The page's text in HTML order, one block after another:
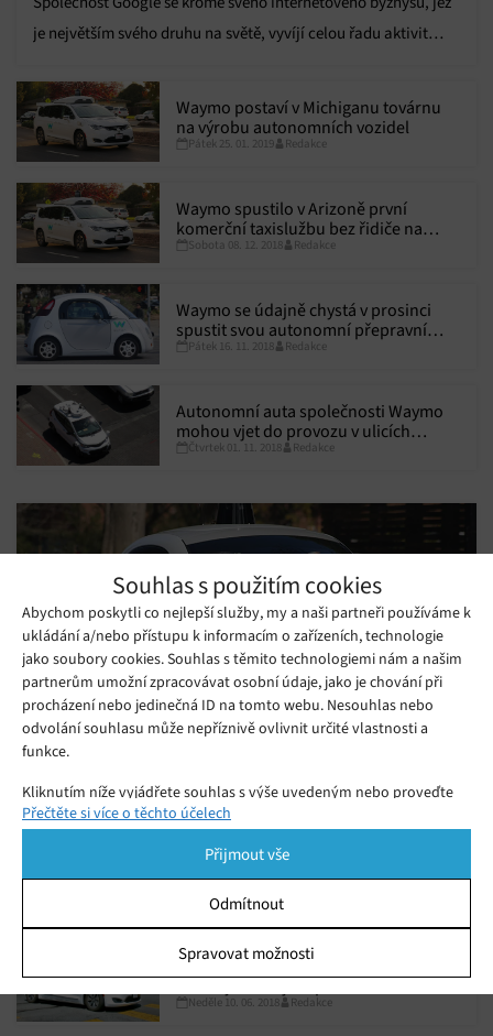
Souhlas s použitím cookies
Abychom poskytli co nejlepší služby, my a naši partneři používáme k
ukládání a/nebo přístupu k informacím o zařízeních, technologie
jako soubory cookies. Souhlas s těmito technologiemi nám a našim
partnerům umožní zpracovávat osobní údaje, jako je chování při
procházení nebo jedinečná ID na tomto webu. Nesouhlas nebo
odvolání souhlasu může nepříznivě ovlivnit určité vlastnosti a
funkce.
Kliknutím níže vyjádřete souhlas s výše uvedeným nebo proveďte
podrobnější rozhodnutí. Vaše volby budou použity pouze na tomto
pomocí přepínačů v Zásadách cookies nebo kliknutím na tlačítko
Spravovat souhlas ve spodní části obrazovky.
Ukládání a/nebo přístup k informacím v zařízení, Porozumění
publiku prostřednictvím statistik nebo kombinací údajů z
různých zdrojů.
Přečtěte si více o těchto účelech
Přijmout vše
Odmítnout
Spravovat možnosti
je největším svého druhu na světě, vyvíjí celou řadu aktivit
technologiemi a inovacemi.
Waymo postaví v Michiganu továrnu
na výrobu autonomních vozidel
Pátek 25. 01. 2019 Redakce
Waymo spustilo v Arizoně první
komerční taxislužbu bez řidiče na
světě
Sobota 08. 12. 2018 Redakce
Waymo se údajně chystá v prosinci
spustit svou autonomní přepravní
službu
Pátek 16. 11. 2018 Redakce
Autonomní auta společnosti Waymo
mohou vjet do provozu v ulicích
Kalifornie
Čtvrtek 01. 11. 2018 Redakce
Autonomní auta společnosti Waymo
budou v rámci pilotního programu
přepravovat nakupující do a z obchodu
Walmart
Samořízená auta společnosti Waymo budou v rámci pilotního
v arizonském Phoenixu.
Autonomní vozy Wayma budou mít
testovacích kilometrů
Neděle 10. 06. 2018 Redakce